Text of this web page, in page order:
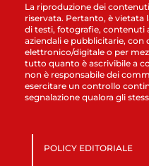
La riproduzione dei
riservata. Pertanto, è vietata
di testi, fotografie, contenuti
aziendali e pubblicitarie, con
elettronico/digitale o per
tutto quanto è ascrivibile a
non è responsabile dei
esercitare un controllo
segnalazione qualora gli
POLICY EDITORIALE